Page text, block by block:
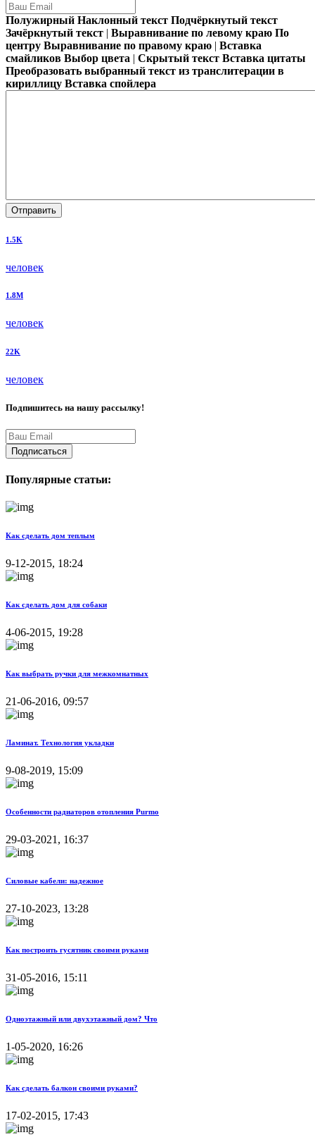
Полужирный Наклонный текст Подчёркнутый текст
Зачёркнутый текст | Выравнивание по левому краю По
центру Выравнивание по правому краю | Вставка
смайликов Выбор цвета | Скрытый текст Вставка цитаты
Преобразовать выбранный текст из транслитерации в
кириллицу Вставка спойлера
Отправить
1.5K
человек
1.8M
человек
22K
человек
Подпишитесь на нашу рассылку!
Подписаться
Популярные статьи:
Как сделать дом теплым
9-12-2015, 18:24
Как сделать дом для собаки
4-06-2015, 19:28
Как выбрать ручки для межкомнатных
21-06-2016, 09:57
Ламинат. Технология укладки
9-08-2019, 15:09
Особенности радиаторов отопления Purmo
29-03-2021, 16:37
Силовые кабели: надежное
27-10-2023, 13:28
Как построить гусятник своими руками
31-05-2016, 15:11
Одноэтажный или двухэтажный дом? Что
1-05-2020, 16:26
Как сделать балкон своими руками?
17-02-2015, 17:43